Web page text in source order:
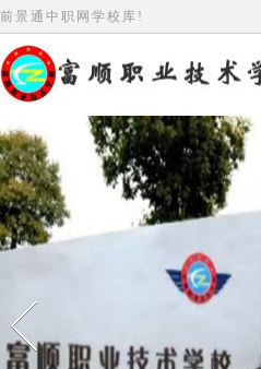
前景通中职网学校库!